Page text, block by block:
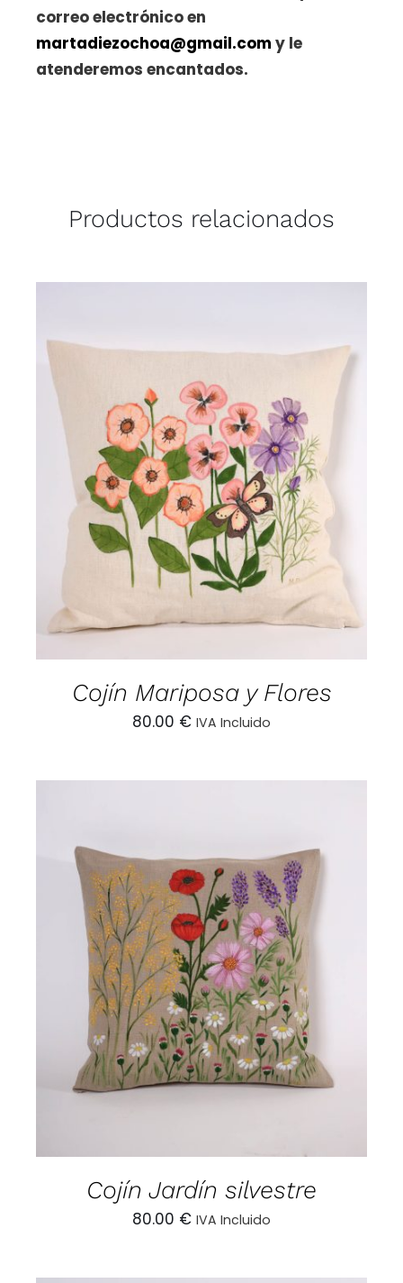
correo electrónico en
martadiezochoa@gmail.com y le
atenderemos encantados.
Productos relacionados
AÑADIR AL CARRITO / DETALLES
Cojín Mariposa y Flores
80.00 € IVA Incluido
AÑADIR AL CARRITO / DETALLES
Cojín Jardín silvestre
80.00 € IVA Incluido